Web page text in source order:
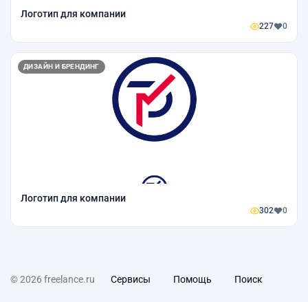
Логотип для компании
227 0
ДИЗАЙН И БРЕНДИНГ
Логотип для компании
302 0
© 2026 freelance.ru Сервисы Помощь Поиск